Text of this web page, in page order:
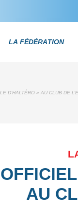
LA FÉDÉRATION
D’HALTÉRO » AU CLUB DE
AU